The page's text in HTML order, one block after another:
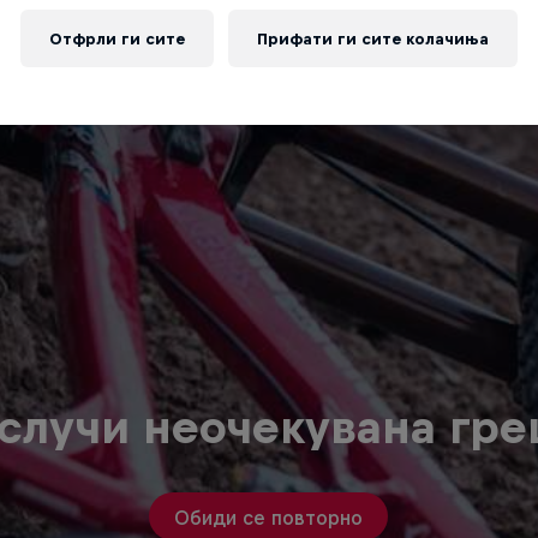
неочекувана
Обиди се повторно
Отфрли ги сите Прифати ги сите колачиња